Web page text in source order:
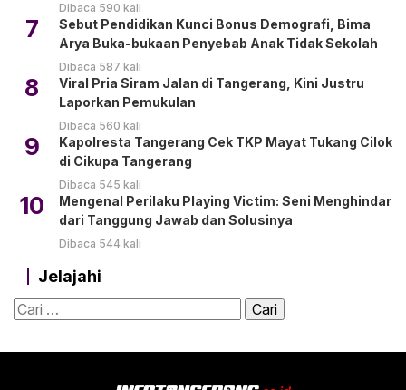
Dibaca 590 kali
7
Sebut Pendidikan Kunci Bonus Demografi, Bima
Arya Buka-bukaan Penyebab Anak Tidak Sekolah
Dibaca 587 kali
8
Viral Pria Siram Jalan di Tangerang, Kini Justru
Laporkan Pemukulan
Dibaca 560 kali
9
Kapolresta Tangerang Cek TKP Mayat Tukang Cilok
di Cikupa Tangerang
Dibaca 545 kali
10
Mengenal Perilaku Playing Victim: Seni Menghindar
dari Tanggung Jawab dan Solusinya
Dibaca 544 kali
Jelajahi
Cari